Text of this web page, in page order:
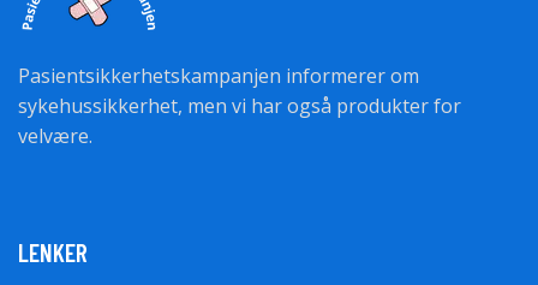
Pasientsikkerhetskampanjen informerer om
sykehussikkerhet, men vi har også produkter for
velvære.
LENKER